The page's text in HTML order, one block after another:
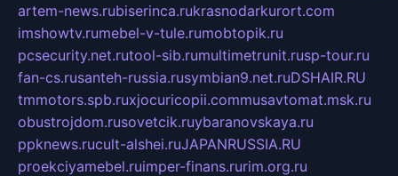
artem-news.rubiserinca.rukrasnodarkurort.com
imshowtv.rumebel-v-tule.rumobtopik.ru
pcsecurity.net.rutool-sib.rumultimetrunit.rusp-tour.ru
fan-cs.rusanteh-russia.rusymbian9.net.ruDSHAIR.RU
tmmotors.spb.ruxjocuricopii.commusavtomat.msk.ru
obustrojdom.rusovetcik.ruybaranovskaya.ru
ppknews.rucult-alshei.ruJAPANRUSSIA.RU
proekciyamebel.ruimper-finans.rurim.org.ru